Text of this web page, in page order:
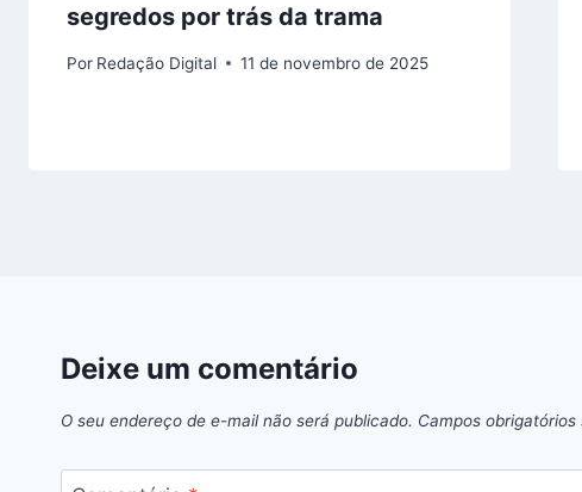
segredos por trás da trama
Por Redação Digital 11 de novembro de 2025
Deixe um comentário
O seu endereço de e-mail não será publicado. Campos